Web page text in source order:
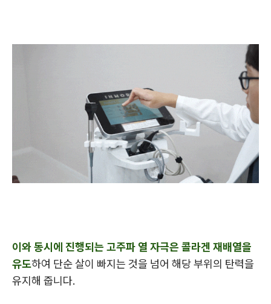
이와 동시에 진행되는 고주파 열 자극은 콜라겐 재배열을
유도하여 단순 살이 빠지는 것을 넘어 해당 부위의 탄력을
유지해 줍니다.